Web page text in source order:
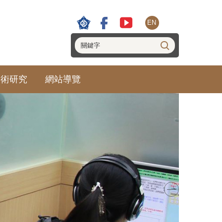
EN
研究 網站導覽